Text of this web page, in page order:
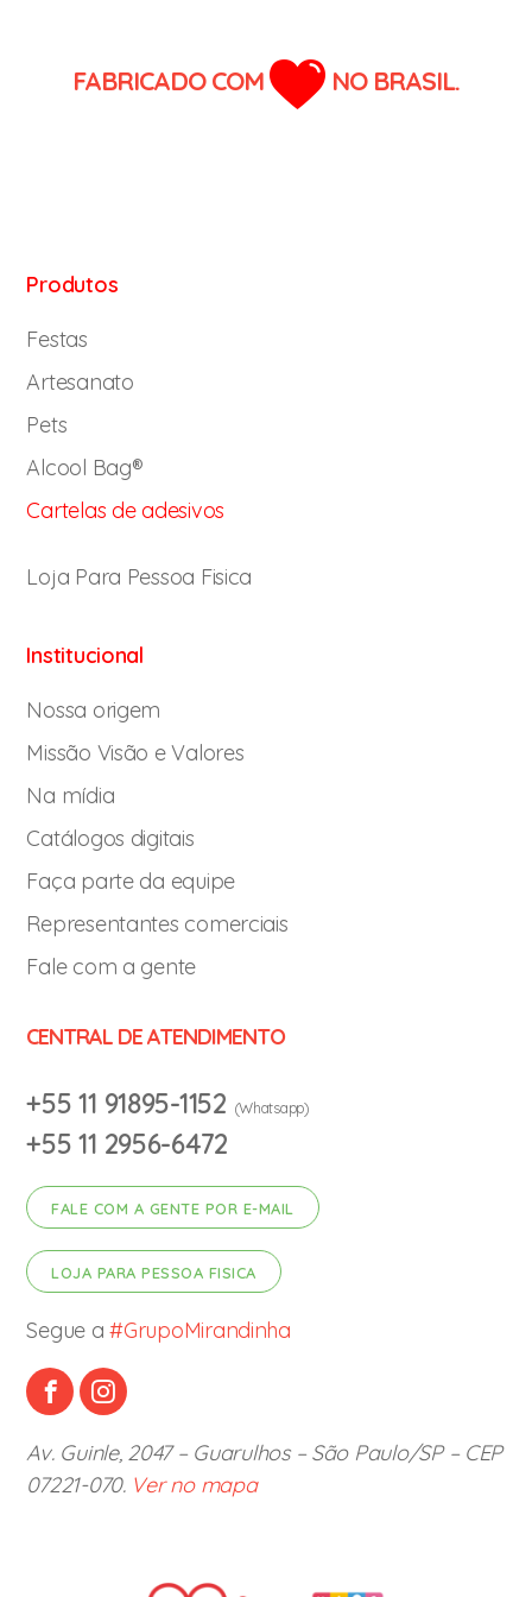
FABRICADO COM NO BRASIL.
Produtos
Festas
Artesanato
Pets
Alcool Bag®
Cartelas de adesivos
Loja Para Pessoa Fisica
Institucional
Nossa origem
Missão Visão e Valores
Na mídia
Catálogos digitais
Faça parte da equipe
Representantes comerciais
Fale com a gente
CENTRAL DE ATENDIMENTO
+55 11 91895-1152 (Whatsapp)
+55 11 2956-6472
FALE COM A GENTE POR E-MAIL
LOJA PARA PESSOA FISICA
Segue a#GrupoMirandinha
Av. Guinle, 2047 – Guarulhos – São Paulo/SP – CEP
07221-070. Ver no mapa